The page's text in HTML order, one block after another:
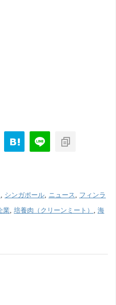
シンガポール ニュース
フィンラ
業 培養肉（クリーンミート）
海